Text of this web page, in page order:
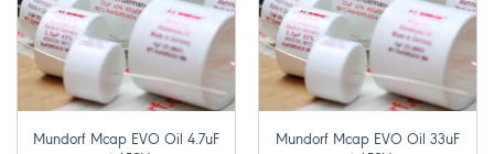
Mundorf Mcap EVO Oil 4.7uF
Mundorf Mcap EVO Oil 33uF